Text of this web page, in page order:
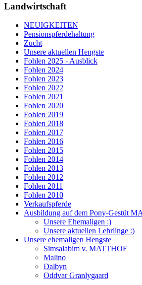
Landwirtschaft
NEUIGKEITEN
Pensionspferdehaltung
Zucht
Unsere aktuellen Hengste
Fohlen 2025 - Ausblick
Fohlen 2024
Fohlen 2023
Fohlen 2022
Fohlen 2021
Fohlen 2020
Fohlen 2019
Fohlen 2018
Fohlen 2017
Fohlen 2016
Fohlen 2015
Fohlen 2014
Fohlen 2013
Fohlen 2012
Fohlen 2011
Fohlen 2010
Verkaufspferde
Ausbildung auf dem Pony-Gestüt
Unsere Ehemaligen :)
Unsere aktuellen Lehrlinge :)
Unsere ehemaligen Hengste
Simsalabim v. MATTHOF
Malino
Dalbyn
Oddvar Granlygaard